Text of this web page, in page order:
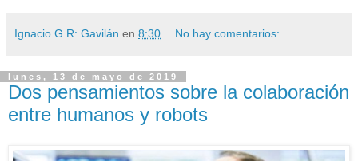
Ignacio G.R: Gavilán en 8:30 No hay comentarios:
lunes, 13 de mayo de 2019
Dos pensamientos sobre la colaboración
entre humanos y robots